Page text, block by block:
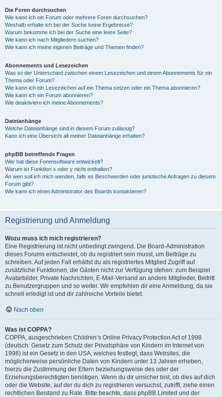
Die Foren durchsuchen
Wie kann ich ein Forum oder mehrere Foren durchsuchen?
Weshalb erhalte ich bei der Suche keine Ergebnisse?
Warum bekomme ich bei der Suche eine leere Seite?
Wie kann ich nach Mitgliedern suchen?
Wie kann ich meine eigenen Beiträge und Themen finden?
Abonnements und Lesezeichen
Was ist der Unterschied zwischen einem Lesezeichen und einem Abonnements für ein
Thema oder Forum?
Wie kann ich ein Lesezeichen auf ein Thema setzen oder ein Thema abonnieren?
Wie kann ich ein Forum abonnieren?
Wie deaktiviere ich meine Abonnements?
Dateianhänge
Welche Dateianhänge sind in diesem Forum zulässig?
Kann ich eine Übersicht all meiner Dateianhänge erhalten?
phpBB betreffende Fragen
Wer hat diese Forensoftware entwickelt?
Warum ist Funktion x oder y nicht enthalten?
An wen soll ich mich wenden, falls es Beschwerden oder juristische Anfragen zu diesem
Forum gibt?
Wie kann ich einen Administrator des Boards kontaktieren?
Registrierung und Anmeldung
Wozu muss ich mich registrieren?
Eine Registrierung ist nicht unbedingt zwingend. Die Board-Administration
dieses Forums entscheidet, ob du registriert sein musst, um Beiträge zu
schreiben. Auf jeden Fall erhältst du als registriertes Mitglied Zugriff auf
zusätzliche Funktionen, die Gästen nicht zur Verfügung stehen: zum Beispiel
Avatarbilder, Private Nachrichten, E-Mail-Versand an andere Mitglieder, Beitritt
zu Benutzergruppen und so weiter. Wir empfehlen dir eine Anmeldung, da sie
schnell erledigt ist und dir zahlreiche Vorteile bietet.
Nach oben
Was ist COPPA?
COPPA, ausgeschrieben Children’s Online Privacy Protection Act of 1998
(deutsch: Gesetz zum Schutz der Privatsphäre von Kindern im Internet von
1998) ist ein Gesetz in den USA, welches festlegt, dass Websites, die
möglicherweise persönliche Daten von Kindern unter 13 Jahren erheben,
hierzu die Zustimmung der Eltern beziehungsweise des oder der
Erziehungsberechtigten benötigen. Wenn du dir unsicher bist, ob dies auf dich
oder die Website, auf der du dich zu registrieren versuchst, zutrifft, ziehe einen
rechtlichen Beistand zu Rate. Bitte beachte, dass phpBB Limited und der